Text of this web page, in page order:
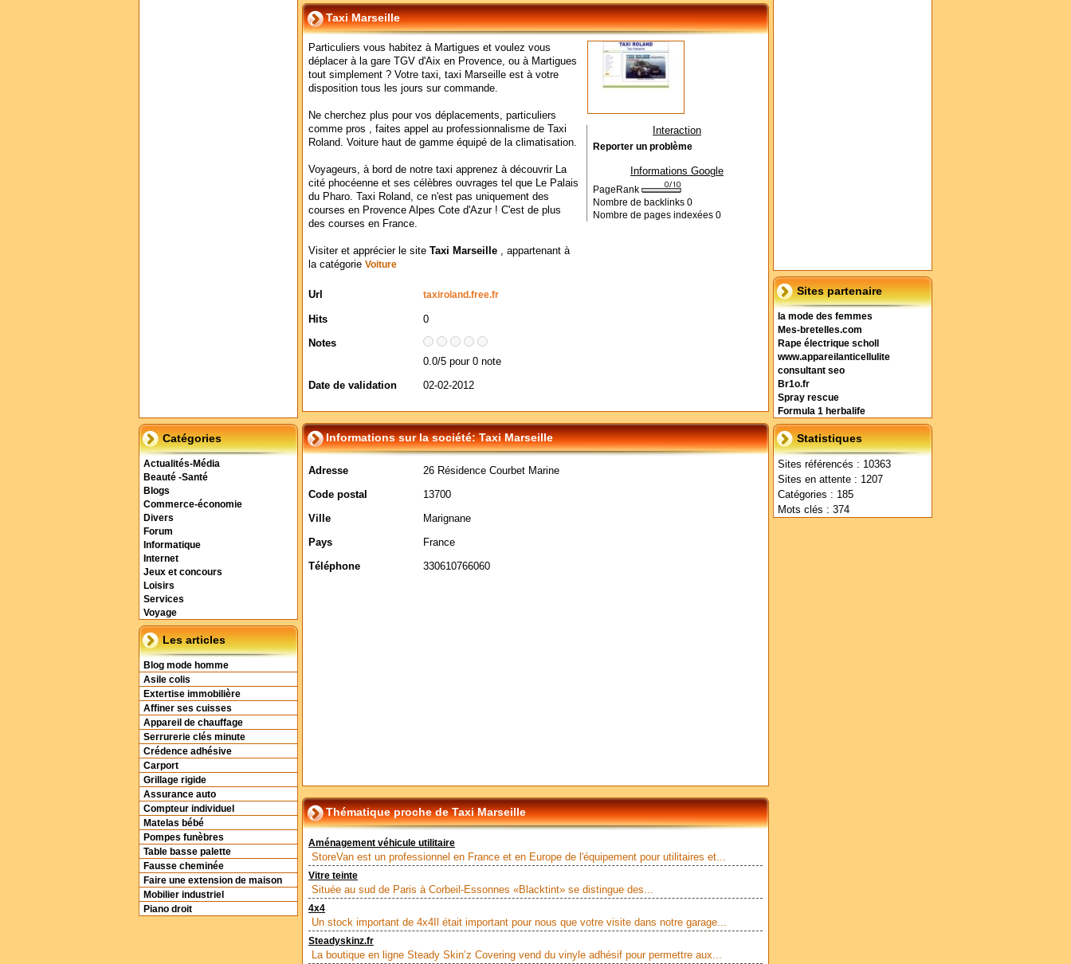
Catégories
Actualités-Média
Beauté -Santé
Blogs
Commerce-économie
Divers
Forum
Informatique
Internet
Jeux et concours
Loisirs
Services
Voyage
Les articles
Blog mode homme
Asile colis
Extertise immobilière
Affiner ses cuisses
Appareil de chauffage
Serrurerie clés minute
Crédence adhésive
Carport
Grillage rigide
Assurance auto
Compteur individuel
Matelas bébé
Pompes funèbres
Table basse palette
Fausse cheminée
Faire une extension de maison
Mobilier industriel
Piano droit
Sites partenaire
la mode des femmes
Mes-bretelles.com
Rape électrique scholl
www.appareilanticellulite
consultant seo
Br1o.fr
Spray rescue
Formula 1 herbalife
Statistiques
Sites référencés : 10363
Sites en attente : 1207
Catégories : 185
Mots clés : 374
Taxi Marseille
Particuliers vous habitez à Martigues et voulez vous
déplacer à la gare TGV d'Aix en Provence, ou à Martigues
tout simplement ? Votre taxi, taxi Marseille est à votre
disposition tous les jours sur commande.
Ne cherchez plus pour vos déplacements, particuliers
comme pros , faites appel au professionnalisme de Taxi
Roland. Voiture haut de gamme équipé de la climatisation.
Voyageurs, à bord de notre taxi apprenez à découvrir La
cité phocéenne et ses célèbres ouvrages tel que Le Palais
du Pharo. Taxi Roland, ce n'est pas uniquement des
courses en Provence Alpes Cote d'Azur ! C'est de plus
des courses en France.
Visiter et apprécier le site Taxi Marseille , appartenant à
la catégorie Voiture
Url taxiroland.free.fr
Hits
0
Notes
0.0/5 pour 0 note
Date de validation
02-02-2012
Interaction
Reporter un problème
Informations Google
PageRank
Nombre de backlinks 0
Nombre de pages indexées 0
Informations sur la société: Taxi Marseille
Adresse
26 Résidence Courbet Marine
Code postal
13700
Ville
Marignane
Pays
France
Téléphone
330610766060
Thématique proche de Taxi Marseille
Aménagement véhicule utilitaire
StoreVan est un professionnel en France et en Europe de l'équipement pour utilitaires et...
Vitre teinte
Située au sud de Paris à Corbeil-Essonnes «Blacktint» se distingue des...
4x4
Un stock important de 4x4Il était important pour nous que votre visite dans notre garage...
Steadyskinz.fr
La boutique en ligne Steady Skin’z Covering vend du vinyle adhésif pour permettre aux...